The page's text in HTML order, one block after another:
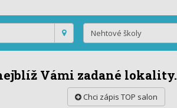
Vámi zadané lokality.
Chci zápis TOP salon